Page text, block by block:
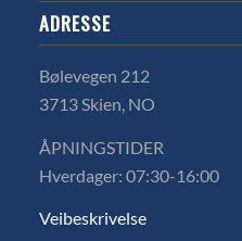
ADRESSE
Bølevegen 212
3713 Skien, NO
ÅPNINGSTIDER
Hverdager: 07:30-16:00
Veibeskrivelse